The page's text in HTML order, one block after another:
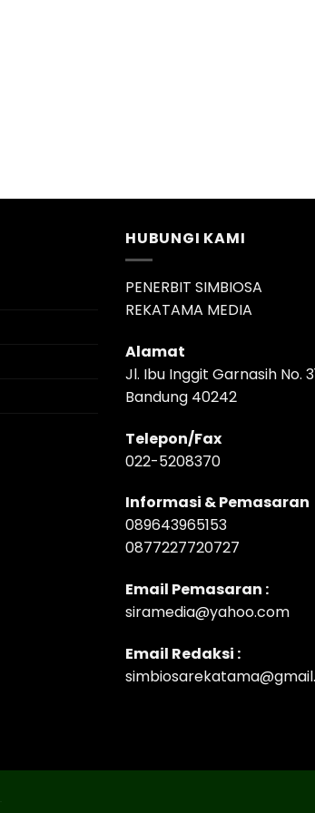
HUBUNGI KAMI
PENERBIT SIMBIOSA
REKATAMA MEDIA
Alamat
Jl. Ibu Inggit Garnasih No.
Bandung 40242
Telepon/Fax
022-5208370
Informasi & Pemasaran
089643965153
0877227720727
Email Pemasaran :
siramedia@yahoo.com
Email Redaksi :